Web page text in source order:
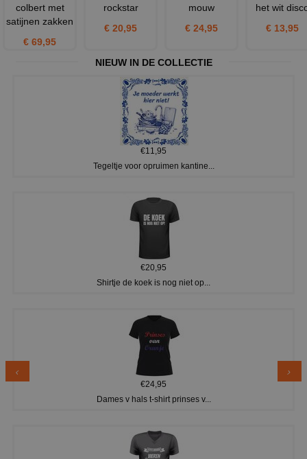
colbert met
satijnen zakken
€ 69,95
rockstar
€ 20,95
mouw
€ 24,95
het wit
€ 13,95
NIEUW IN DE COLLECTIE
€11,95
Tegeltje voor opruimen kantine...
€20,95
Shirtje de koek is nog niet op...
€24,95
Dames v hals t-shirt prinses v...